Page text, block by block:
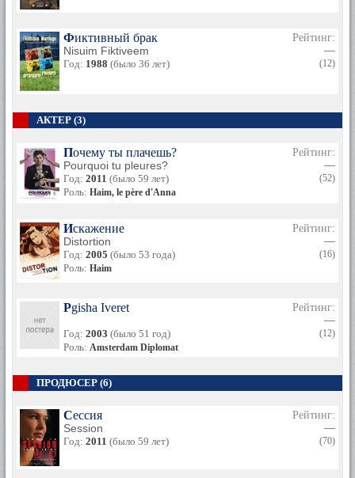
Фиктивный брак
Nisuim Fiktiveem
Год: 1988 (было 36 лет)
Рейтинг:
—
(12)
АКТЕР (3)
Почему ты плачешь?
Pourquoi tu pleures?
Год: 2011 (было 59 лет)
Роль: Haim, le père d'Anna
Рейтинг:
—
(52)
Искажение
Distortion
Год: 2005 (было 53 года)
Роль: Haim
Рейтинг:
—
(16)
Pgisha Iveret
Год: 2003 (было 51 год)
Роль: Amsterdam Diplomat
Рейтинг:
—
(12)
ПРОДЮСЕР (6)
Сессия
Session
Год: 2011 (было 59 лет)
Рейтинг:
—
(70)